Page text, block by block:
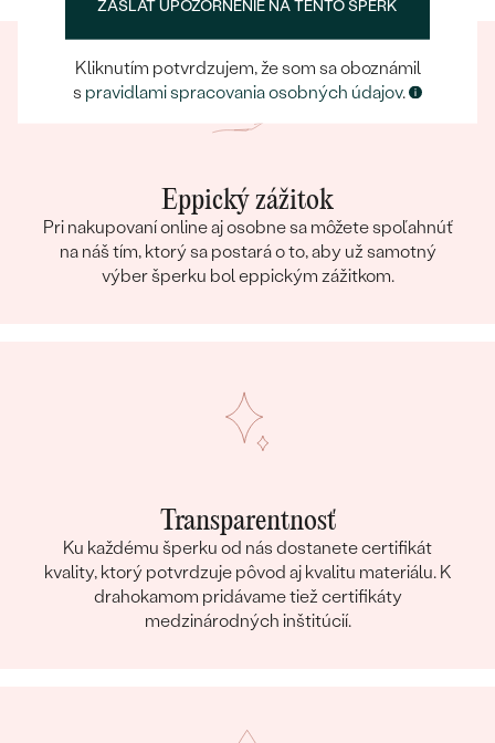
Eppický zážitok
Pri nakupovaní online aj osobne sa môžete spoľahnúť
na náš tím, ktorý sa postará o to, aby už samotný
výber šperku bol eppickým zážitkom.
Transparentnosť
Ku každému šperku od nás dostanete certifikát
kvality, ktorý potvrdzuje pôvod aj kvalitu materiálu. K
drahokamom pridávame tiež certifikáty
medzinárodných inštitúcií.
ZASLAŤ UPOZORNENIE NA TENTO ŠPERK
Kliknutím potvrdzujem, že som sa oboznámil
s pravidlami spracovania osobných údajov.